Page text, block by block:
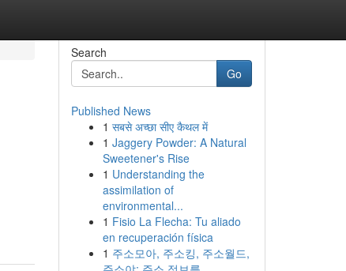
Search
Go
Published News
1 सबसे अच्छा सीए कैथल में
1 Jaggery Powder: A Natural
Sweetener's Rise
1 Understanding the
assimilation of
environmental...
1 Fisio La Flecha: Tu aliado
en recuperación física
1 주소모아, 주소킹, 주소월드,